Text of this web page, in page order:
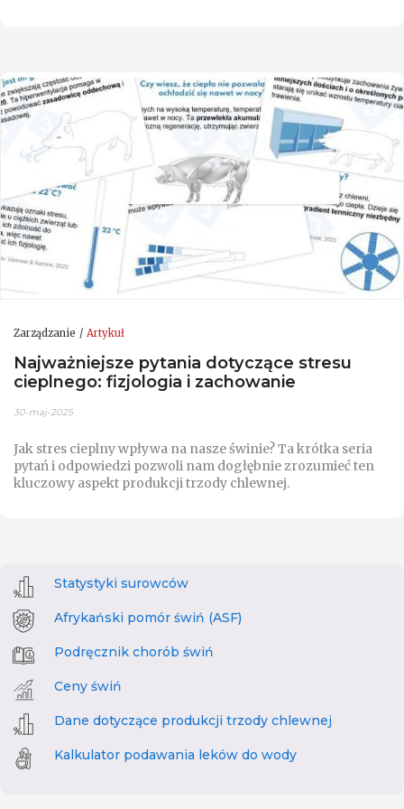
Zarządzanie Artykuł
Najważniejsze pytania dotyczące stresu
cieplnego: fizjologia i zachowanie
30-maj-2025
Jak stres cieplny wpływa na nasze świnie? Ta krótka seria
pytań i odpowiedzi pozwoli nam dogłębnie zrozumieć ten
kluczowy aspekt produkcji trzody chlewnej.
Statystyki surowców
Afrykański pomór świń (ASF)
Podręcznik chorób świń
Ceny świń
Dane dotyczące produkcji trzody chlewnej
Kalkulator podawania leków do wody